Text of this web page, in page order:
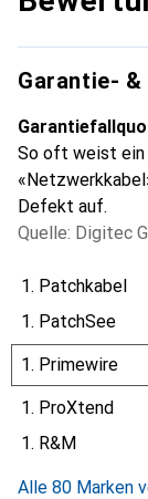
Garantie-
So oft weist ein
Defekt auf.
Quelle: Digitec
1. Patchkabel
1. PatchSee
1. Primewire
1. ProXtend
1. R&M
Alle 80 Marken